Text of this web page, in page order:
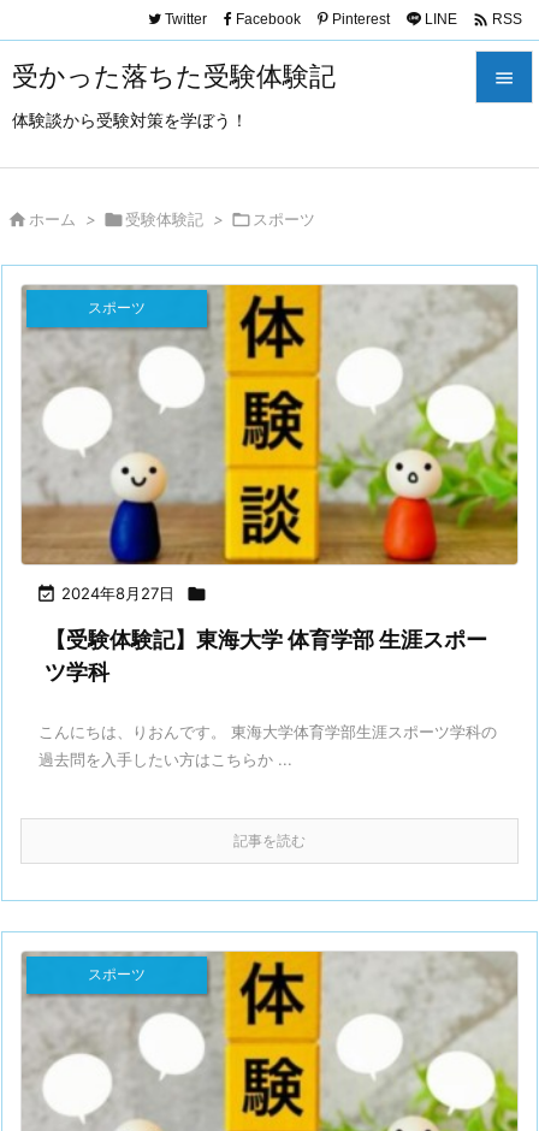
受かった落ちた受験体験記
体験談から受験対策を学ぼう！


次へ
検索
Twitter Facebook Pinterest LINE  RSS
 ホーム > 受験体験記 >  スポーツ
 2024年8月27日 
スポーツ
【受験体験記】東海大学 体育学部 生涯スポー
ツ学科
こんにちは、りおんです。 東海大学体育学部生涯スポーツ学科の
過去問を入手したい方はこちらか ...
記事を読む
スポーツ